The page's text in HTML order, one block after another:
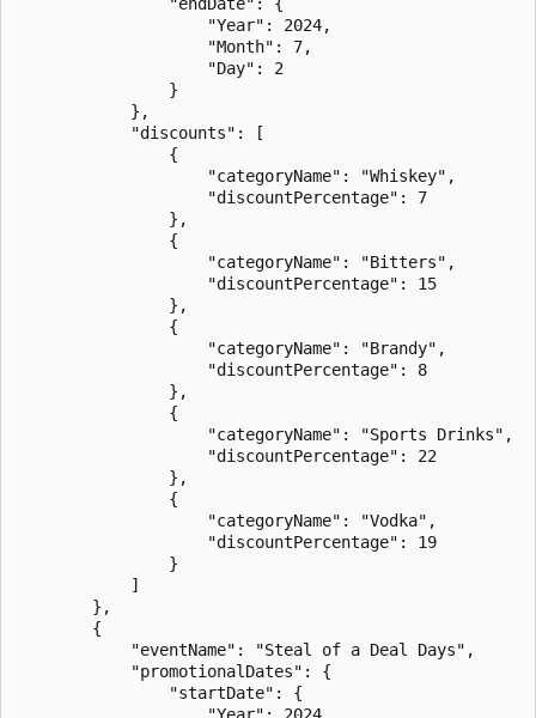
                    "Year": 2024,
                    "Month": 7,
                    "Day": 2
                }
            },
            "discounts": [
                {
                    "categoryName": "Whiskey",
                    "discountPercentage": 7
                },
                {
                    "categoryName": "Bitters",
                    "discountPercentage": 15
                },
                {
                    "categoryName": "Brandy",
                    "discountPercentage": 8
                },
                {
                    "categoryName": "Sports Drinks",
                    "discountPercentage": 22
                },
                {
                    "categoryName": "Vodka",
                    "discountPercentage": 19
                }
            ]
        },
        {
            "eventName": "Steal of a Deal Days",
            "promotionalDates": {
                "startDate": {
                    "Year": 2024,